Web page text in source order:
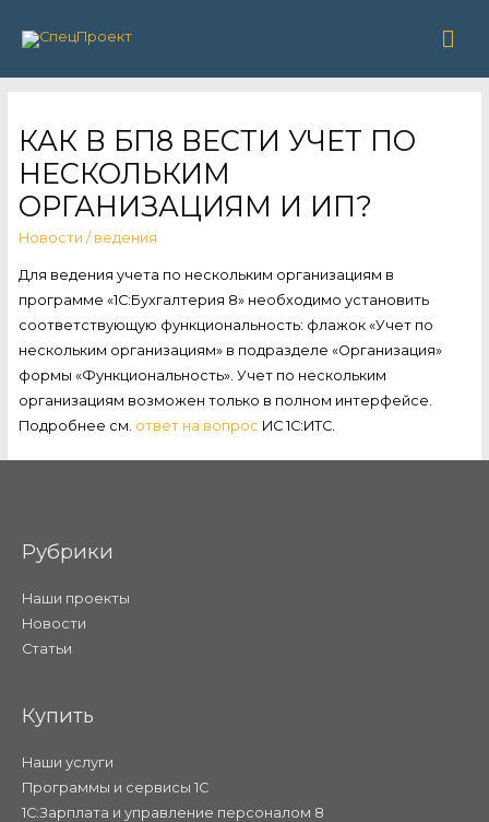
КАК В БП8 ВЕСТИ УЧЕТ ПО
НЕСКОЛЬКИМ
ОРГАНИЗАЦИЯМ И ИП?
Новости / ведения
Для ведения учета по нескольким организациям в
программе «1С:Бухгалтерия 8» необходимо установить
соответствующую функциональность: флажок «Учет по
нескольким организациям» в подразделе «Организация»
формы «Функциональность». Учет по нескольким
организациям возможен только в полном интерфейсе.
Подробнее см. ответ на вопрос ИС 1С:ИТС.
Рубрики
Наши проекты
Новости
Статьи
Купить
Наши услуги
Программы и сервисы 1С
1С:Зарплата и управление персоналом 8